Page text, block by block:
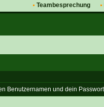
Teambesprechung
Saisonübergang
Benutzernamen und dein